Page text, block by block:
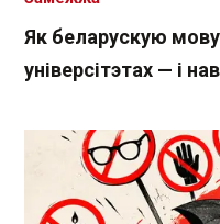
Як беларускую
універсітэтах — і